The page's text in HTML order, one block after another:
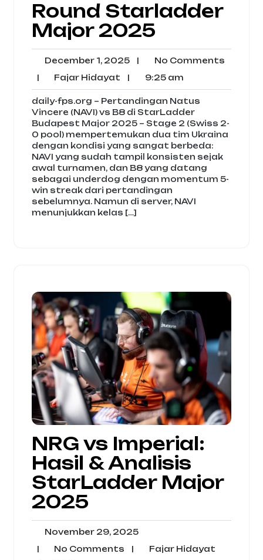
Round Starladder
Major 2025
December 1, 2025December
2025
| No CommentsNo
| Fajar Hidayat Fajar
Hidayat
| 9:25 am9:25
am
daily-fps.org – Pertandingan Natus
Vincere (NAVI) vs B8 di StarLadder
Budapest Major 2025 – Stage 2 (Swiss 2-
0 pool) mempertemukan dua tim Ukraina
dengan kondisi yang sangat berbeda:
NAVI yang sudah tampil konsisten sejak
awal turnamen, dan B8 yang datang
sebagai underdog dengan momentum 5-
win streak dari pertandingan
sebelumnya. Namun di server, NAVI
menunjukkan kelas […]
NRG vs Imperial:
Hasil & Analisis
StarLadder Major
2025
November 29, 2025November
2025
| No Comments No| Fajar HidayatFajar